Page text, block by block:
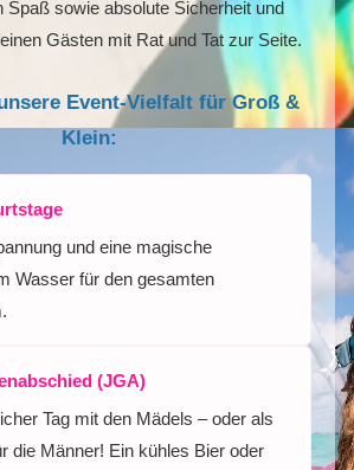
Spaß sowie absolute Sicherheit und
Gästen mit Rat und Tat zur Seite.
Event-Vielfalt für Groß &
Klein:
und eine magische
Wasser für den gesamten
(JGA)
Tag mit den Mädels – oder als
die Männer! Ein kühles Bier oder